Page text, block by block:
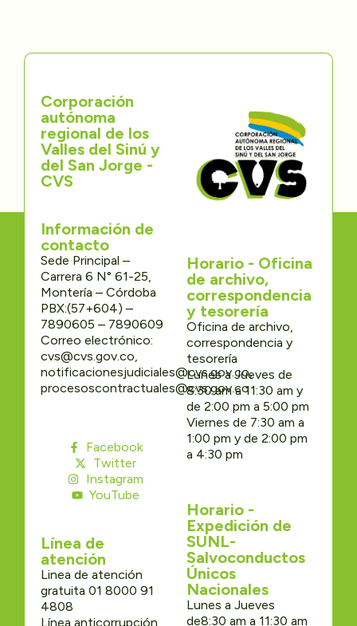
Participa
Trámites y Servicios
Contáctenos
Corporación
autónoma
regional de los
Valles del Sinú y
del San Jorge -
CVS
Información de
contacto
Sede Principal –
Carrera 6 N° 61-25,
Montería – Córdoba
PBX:(57+604) –
7890605 – 7890609
Correo electrónico:
cvs@cvs.gov.co,
notificacionesjudiciales@cvs.gov.co,
procesoscontractuales@cvs.gov.co
Facebook
Twitter
Instagram
YouTube
Línea de
atención
Linea de atención
gratuita 01 8000 91
4808
Línea anticorrupción
Horario - Oficina
de archivo,
correspondencia
y tesorería
Oficina de archivo,
correspondencia y
tesorería
Lunes a Jueves de
8:30 am a 11:30 am y
de 2:00 pm a 5:00 pm
Viernes de 7:30 am a
1:00 pm y de 2:00 pm
a 4:30 pm
Horario -
Expedición de
SUNL-
Salvoconductos
Únicos
Nacionales
Lunes a Jueves
de8:30 am a 11:30 am